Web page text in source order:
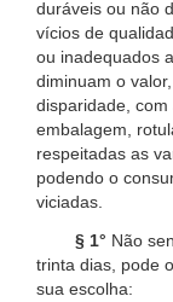
duráveis ou não
vícios de
ou inadequados
diminuam o
disparidade,
embalagem,
respeitadas as
podendo o
viciadas.
§ 1° Não
trinta dias, pode
sua escolha: